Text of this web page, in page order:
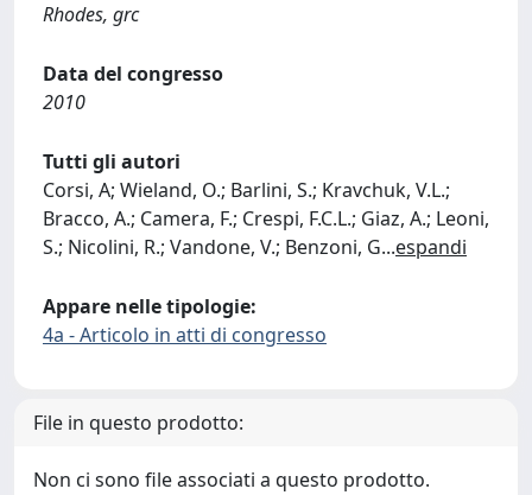
Rhodes, grc
Data del congresso
2010
Tutti gli autori
Corsi, A; Wieland, O.; Barlini, S.; Kravchuk, V.L.;
Bracco, A.; Camera, F.; Crespi, F.C.L.; Giaz, A.; Leoni,
S.; Nicolini, R.; Vandone, V.; Benzoni, G...espandi
Appare nelle tipologie:
4a - Articolo in atti di congresso
File in questo prodotto:
Non ci sono file associati a questo prodotto.